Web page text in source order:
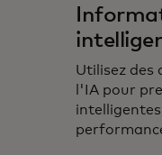
Utilisez des
l'IA pour